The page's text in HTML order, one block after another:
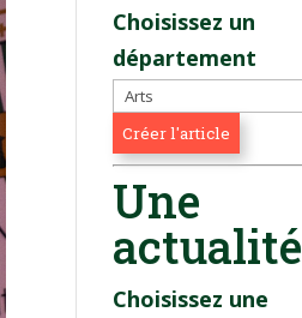
Choisissez un
département
Une
actualité
Choisissez une